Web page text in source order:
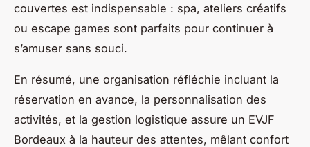
couvertes est indispensable : spa, ateliers créatifs
ou escape games sont parfaits pour continuer à
s’amuser sans souci.
En résumé, une organisation réfléchie incluant la
réservation en avance, la personnalisation des
activités, et la gestion logistique assure un EVJF
Bordeaux à la hauteur des attentes, mêlant confort